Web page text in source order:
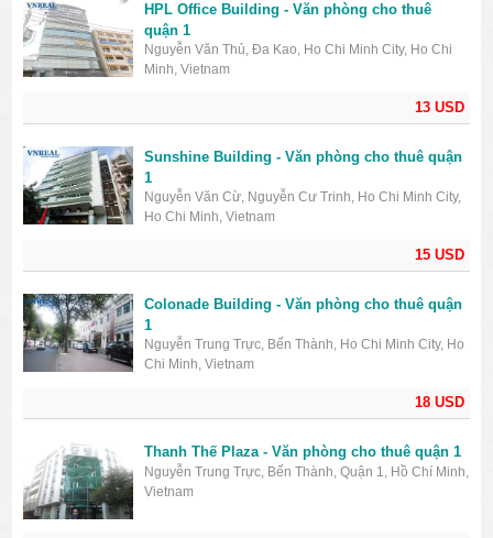
13 USD
HPL Office Building - Văn phòng cho thuê
quận 1
Nguyễn Văn Thủ, Đa Kao, Ho Chi Minh City, Ho Chi
Minh, Vietnam
15 USD
Sunshine Building - Văn phòng cho thuê quận
1
Nguyễn Văn Cừ, Nguyễn Cư Trinh, Ho Chi Minh City,
Ho Chi Minh, Vietnam
18 USD
Colonade Building - Văn phòng cho thuê quận
1
Nguyễn Trung Trực, Bến Thành, Ho Chi Minh City, Ho
Chi Minh, Vietnam
Thanh Thế Plaza - Văn phòng cho thuê quận 1
Nguyễn Trung Trực, Bến Thành, Quận 1, Hồ Chí Minh,
Vietnam